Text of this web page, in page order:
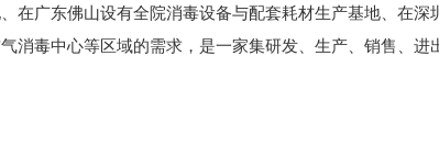
在广东佛山设有全院消毒设备与配套耗材生产基地、在
消毒中心等区域的需求，是一家集研发、生产、销售、